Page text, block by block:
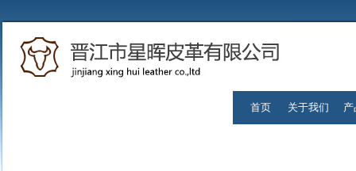
首页 关于我们